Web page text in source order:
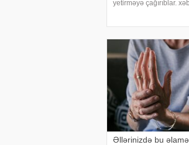
yetirməyə çağırıblar.
Əllərinizdə bu